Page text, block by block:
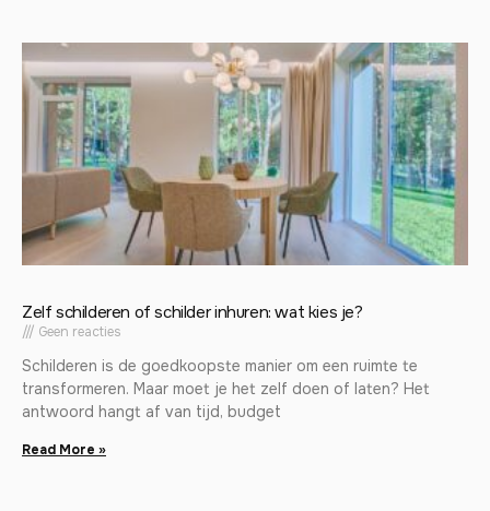
Zelf schilderen of schilder inhuren: wat kies je?
Geen reacties
Schilderen is de goedkoopste manier om een ruimte te
transformeren. Maar moet je het zelf doen of laten? Het
antwoord hangt af van tijd, budget
Read More »